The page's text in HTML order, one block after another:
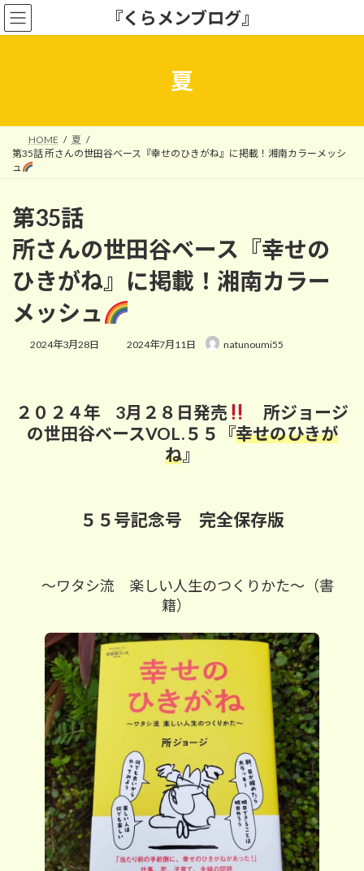
コ
ン
ナ
ビ
『くらメンブログ』
夏
HOME
夏
第35話 所さんの世田谷ベース『幸せのひきがね』に掲載！湘南カラーメッシ
ュ
第35話
所さんの世田谷ベース『幸せの
ひきがね』に掲載！湘南カラー
メッシュ
2024年3月28日
最
時
2024年7月11日 natunoumi55
２０２４年 3月２８日発売
所ジョージ
の世田谷ベースVOL.５５『幸せのひきが
ね』
５５号記念号 完全保存版
～ワタシ流 楽しい人生のつくりかた～（書
籍）